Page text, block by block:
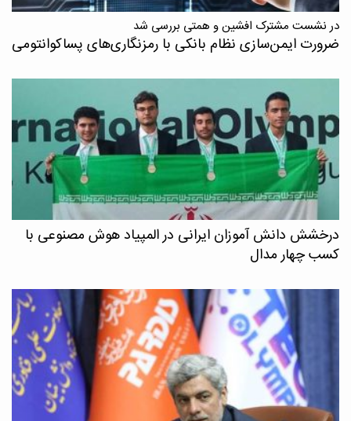
در نشست مشترک افشین و همتی بررسی شد
ضرورت ایمن‌سازی نظام بانکی با رمزنگاری‌های پسا‌کوانتومی
درخشش دانش آموزان ایرانی در المپیاد هوش مصنوعی با
کسب چهار مدال